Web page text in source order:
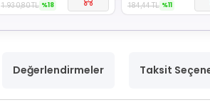
1.930,80TL %18 184,44TL %11
Değerlendirmeler Taksit